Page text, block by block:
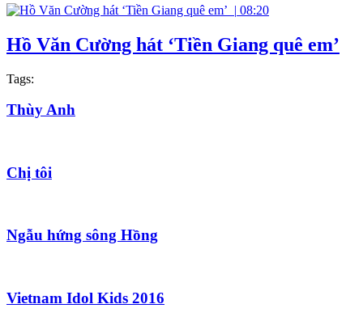
| 08:20
Hồ Văn Cường hát ‘Tiền Giang quê em’
Tags:
Thùy Anh
Chị tôi
Ngẫu hứng sông Hồng
Vietnam Idol Kids 2016